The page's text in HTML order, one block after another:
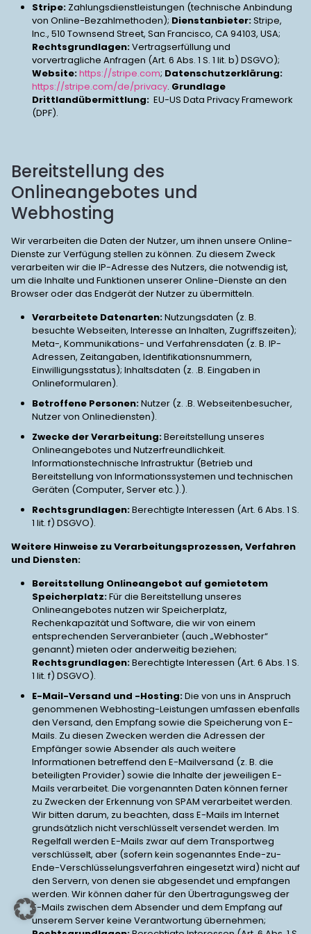
Stripe: Zahlungsdienstleistungen (technische Anbindung
von Online-Bezahlmethoden); Dienstanbieter:Stripe,
Inc., 510 Townsend Street, San Francisco, CA 94103, USA;
Rechtsgrundlagen:Vertragserfüllung und
vorvertragliche Anfragen (Art. 6 Abs. 1 S. 1 lit. b) DSGVO);
Website:https://stripe.com; Datenschutzerklärung:
https://stripe.com/de/privacy. Grundlage
Drittlandübermittlung: EU-US Data Privacy Framework
(DPF).
Bereitstellung des
Onlineangebotes und
Webhosting
Wir verarbeiten die Daten der Nutzer, um ihnen unsere Online-
Dienste zur Verfügung stellen zu können. Zu diesem Zweck
verarbeiten wir die IP-Adresse des Nutzers, die notwendig ist,
um die Inhalte und Funktionen unserer Online-Dienste an den
Browser oder das Endgerät der Nutzer zu übermitteln.
Verarbeitete Datenarten:Nutzungsdaten (z. B.
besuchte Webseiten, Interesse an Inhalten, Zugriffszeiten);
Meta-, Kommunikations- und Verfahrensdaten (z. B. IP-
Adressen, Zeitangaben, Identifikationsnummern,
Einwilligungsstatus); Inhaltsdaten (z. .B. Eingaben in
Onlineformularen).
Betroffene Personen:Nutzer (z. .B. Webseitenbesucher,
Nutzer von Onlinediensten).
Zwecke der Verarbeitung:Bereitstellung unseres
Onlineangebotes und Nutzerfreundlichkeit.
Informationstechnische Infrastruktur (Betrieb und
Bereitstellung von Informationssystemen und technischen
Geräten (Computer, Server etc.).).
Rechtsgrundlagen:Berechtigte Interessen (Art. 6 Abs. 1 S.
1 lit. f) DSGVO).
Weitere Hinweise zu Verarbeitungsprozessen, Verfahren
und Diensten:
Bereitstellung Onlineangebot auf gemietetem
Speicherplatz:Für die Bereitstellung unseres
Onlineangebotes nutzen wir Speicherplatz,
Rechenkapazität und Software, die wir von einem
entsprechenden Serveranbieter (auch „Webhoster“
genannt) mieten oder anderweitig beziehen;
Rechtsgrundlagen:Berechtigte Interessen (Art. 6 Abs. 1 S.
1 lit. f) DSGVO).
E-Mail-Versand und -Hosting:Die von uns in Anspruch
genommenen Webhosting-Leistungen umfassen ebenfalls
den Versand, den Empfang sowie die Speicherung von E-
Mails. Zu diesen Zwecken werden die Adressen der
Empfänger sowie Absender als auch weitere
Informationen betreffend den E-Mailversand (z. B. die
beteiligten Provider) sowie die Inhalte der jeweiligen E-
Mails verarbeitet. Die vorgenannten Daten können ferner
zu Zwecken der Erkennung von SPAM verarbeitet werden.
Wir bitten darum, zu beachten, dass E-Mails im Internet
grundsätzlich nicht verschlüsselt versendet werden. Im
Regelfall werden E-Mails zwar auf dem Transportweg
verschlüsselt, aber (sofern kein sogenanntes Ende-zu-
Ende-Verschlüsselungsverfahren eingesetzt wird) nicht auf
den Servern, von denen sie abgesendet und empfangen
werden. Wir können daher für den Übertragungsweg der
E-Mails zwischen dem Absender und dem Empfang auf
unserem Server keine Verantwortung übernehmen;